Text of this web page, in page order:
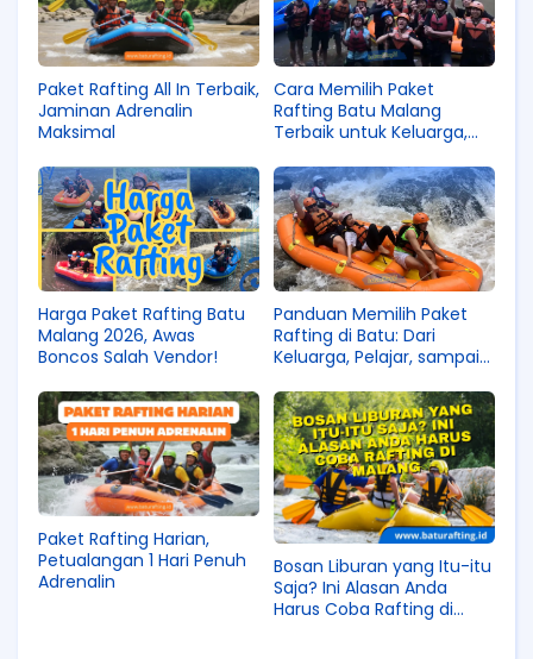
Paket Rafting All In Terbaik,
Jaminan Adrenalin
Maksimal
Cara Memilih Paket
Rafting Batu Malang
Terbaik untuk Keluarga,
Harga Paket Rafting Batu
Malang 2026, Awas
Boncos Salah Vendor!
Panduan Memilih Paket
Rafting di Batu: Dari
Keluarga, Pelajar, sampai
Paket Rafting Harian,
Petualangan 1 Hari Penuh
Adrenalin
Bosan Liburan yang Itu-itu
Saja? Ini Alasan Anda
Harus Coba Rafting di